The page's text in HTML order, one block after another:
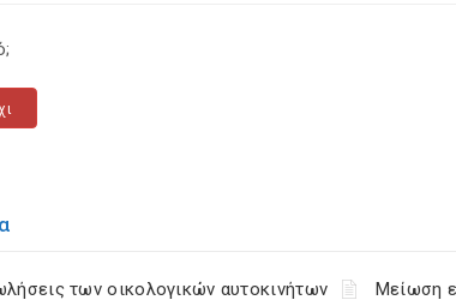
των οικολογικών αυτοκινήτων
Μείωση